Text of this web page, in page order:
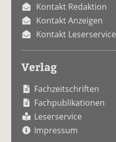
Kontakt Redaktion
Kontakt Anzeigen
Kontakt Leserservice
Verlag
Fachzeitschriften
Fachpublikationen
Leserservice
Impressum